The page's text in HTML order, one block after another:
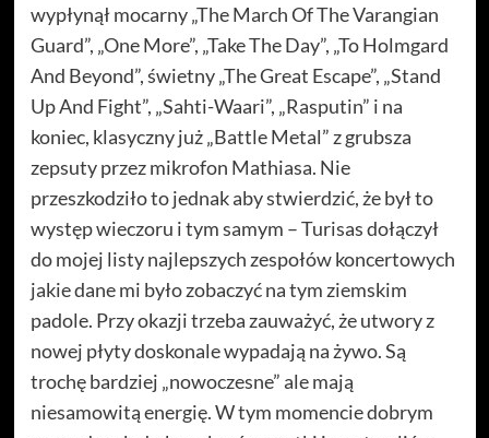
wypłynął mocarny „The March Of The Varangian
Guard”, „One More”, „Take The Day”, „To Holmgard
And Beyond”, świetny „The Great Escape”, „Stand
Up And Fight”, „Sahti-Waari”, „Rasputin” i na
koniec, klasyczny już „Battle Metal” z grubsza
zepsuty przez mikrofon Mathiasa. Nie
przeszkodziło to jednak aby stwierdzić, że był to
występ wieczoru i tym samym – Turisas dołączył
do mojej listy najlepszych zespołów koncertowych
jakie dane mi było zobaczyć na tym ziemskim
padole. Przy okazji trzeba zauważyć, że utwory z
nowej płyty doskonale wypadają na żywo. Są
trochę bardziej „nowoczesne” ale mają
niesamowitą energię. W tym momencie dobrym